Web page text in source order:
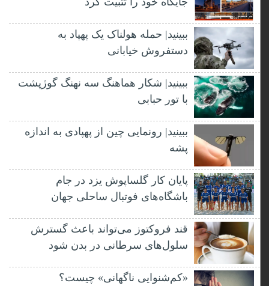
ببینید| حمله هولناک یک پهپاد به
دستفروش خیابانی
ببینید| شکار هماهنگ سه نهنگ گوژپشت
با تور حبابی
ببینید| رونمایی چین از پهپادی به اندازه
پشه
پایان کار گلساپوش یزد در جام
باشگاه‌های فوتبال ساحلی جهان
قند فروکتوز می‌تواند باعث گسترش
سلول‌های سرطانی در بدن شود
«کم‌شنوایی ناگهانی» چیست؟